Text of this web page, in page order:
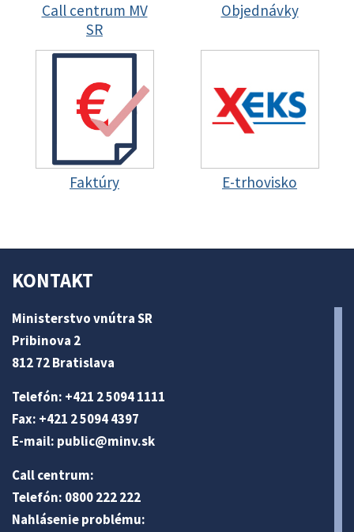
Call centrum MV
SR
Objednávky
Faktúry E-trhovisko
KONTAKT
Ministerstvo vnútra SR
Pribinova 2
812 72 Bratislava
Telefón: +421 2 5094 1111
Fax: +421 2 5094 4397
E-mail: public@minv.sk
Call centrum:
Telefón: 0800 222 222
Nahlásenie problému: